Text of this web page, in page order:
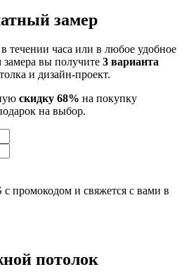
замер
течении часа или в любое удобное
вы получите 3 варианта
и дизайн-проект.
скидку 68% на покупку
на выбор.
промокодом и свяжется с вами в
потолок